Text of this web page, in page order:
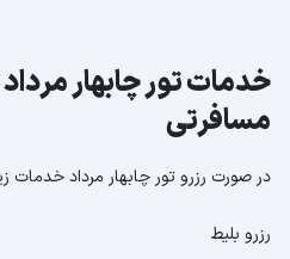
خدمات تور چابهار
مسافرتی
در صورت رزرو تور چابهار مرداد خدمات
رزرو بلیط